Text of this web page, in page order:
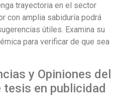
trayectoria en el sector
con amplia sabiduría podrá
útiles. Examina su
para verificar de que sea
y Opiniones del
en publicidad